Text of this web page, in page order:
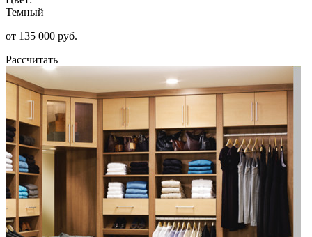
Темный
от 135 000 руб.
Рассчитать